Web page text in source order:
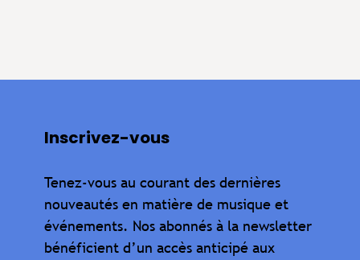
Inscrivez-vous
Tenez-vous au courant des dernières
nouveautés en matière de musique et
événements. Nos abonnés à la newsletter
bénéficient d’un accès anticipé aux